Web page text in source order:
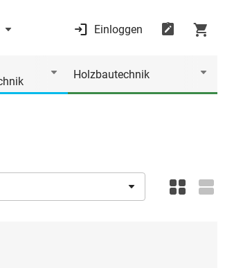
Einloggen
Holzbautechnik